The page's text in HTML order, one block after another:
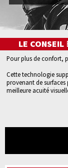
LE CONSEIL
Pour plus de confort,
Cette technologie
provenant de
meilleure acuité